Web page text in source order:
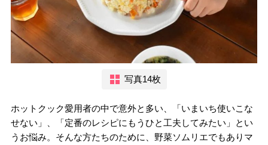
写真14枚
ホットクック愛用者の中で意外と多い、「いまいち使いこな
せない」、「定番のレシピにもうひと工夫してみたい」とい
うお悩み。そんな方たちのために、野菜ソムリエでもありマ